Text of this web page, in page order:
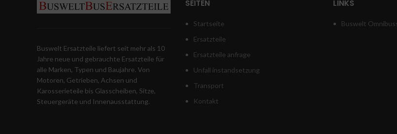
Buswelt Ersatzteile liefert seit mehr als 10
Jahre neue und gebrauchte Ersatzteile für
alle Marken, Typen und Baujahre. Von
Motoren, Getrieben, Achsen und
Karosserieteile bis Glasscheiben, Sitze,
Steuergeräte und Innenausstattung.
SEITEN
Startseite
Ersatzteile
Ersatzteile anfrage
Unfall instandsetzung
Transport
Kontakt
LINKS
Buswelt